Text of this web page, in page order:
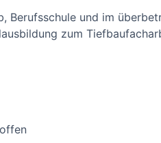
Berufsschule und im
zum